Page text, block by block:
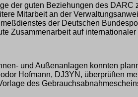
der guten Beziehungen des
Mitarbeit an der
der Deutschen
Zusammenarbeit auf
und Außenanlagen konnten
Hofmann, DJ3YN, überprüften
des